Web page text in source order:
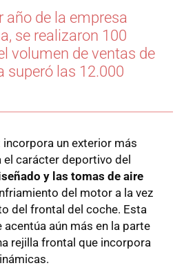
año de la empresa
se realizaron 100
volumen de ventas de
superó las 12.000
un exterior más
carácter deportivo del
y las tomas de aire
del motor a la vez
del frontal del coche. Esta
aún más en la parte
rejilla frontal que incorpora